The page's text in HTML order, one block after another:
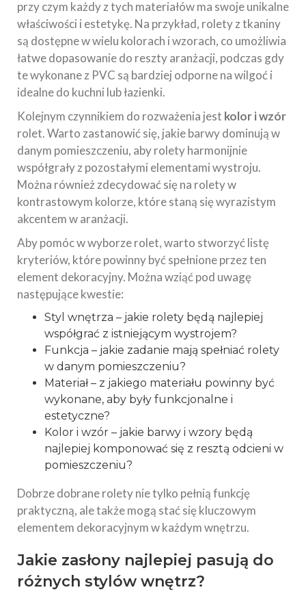
przy czym każdy z tych materiałów ma swoje unikalne
właściwości i estetykę. Na przykład, rolety z tkaniny
są dostępne w wielu kolorach i wzorach, co umożliwia
łatwe dopasowanie do reszty aranżacji, podczas gdy
te wykonane z PVC są bardziej odporne na wilgoć i
idealne do kuchni lub łazienki.
Kolejnym czynnikiem do rozważenia jest kolor i wzór
rolet. Warto zastanowić się, jakie barwy dominują w
danym pomieszczeniu, aby rolety harmonijnie
współgrały z pozostałymi elementami wystroju.
Można również zdecydować się na rolety w
kontrastowym kolorze, które staną się wyrazistym
akcentem w aranżacji.
Aby pomóc w wyborze rolet, warto stworzyć listę
kryteriów, które powinny być spełnione przez ten
element dekoracyjny. Można wziąć pod uwagę
następujące kwestie:
Styl wnętrza – jakie rolety będą najlepiej
współgrać z istniejącym wystrojem?
Funkcja – jakie zadanie mają spełniać rolety
w danym pomieszczeniu?
Materiał – z jakiego materiału powinny być
wykonane, aby były funkcjonalne i
estetyczne?
Kolor i wzór – jakie barwy i wzory będą
najlepiej komponować się z resztą odcieni w
pomieszczeniu?
Dobrze dobrane rolety nie tylko pełnią funkcję
praktyczną, ale także mogą stać się kluczowym
elementem dekoracyjnym w każdym wnętrzu.
Jakie zasłony najlepiej pasują do
różnych stylów wnętrz?